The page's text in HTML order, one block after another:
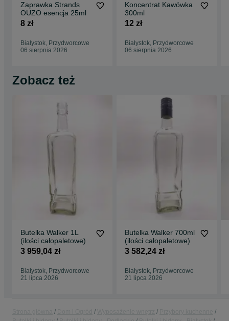
Zaprawka Strands
OUZO esencja 25ml
8 zł
Białystok, Przydworcowe
06 sierpnia 2026
Koncentrat Kawówka
300ml
12 zł
Białystok, Przydworcowe
06 sierpnia 2026
Zobacz też
Butelka Walker 1L
(ilości całopaletowe)
3 959,04 zł
Białystok, Przydworcowe
21 lipca 2026
Butelka Walker 700ml
(ilości całopaletowe)
3 582,24 zł
Białystok, Przydworcowe
21 lipca 2026